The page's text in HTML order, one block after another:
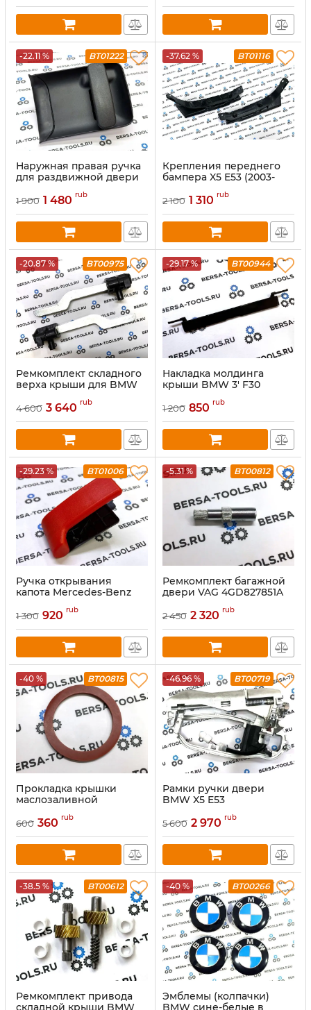
-22.11 % BT01222
Наружная правая ручка
для раздвижной двери
2012), Citroen Berlingo
1 900 1 480 rub
-37.62 % BT01116
Крепления переднего
бампера X5 E53 (2003-
2 100 1 310 rub
-20.87 % BT00975
Ремкомплект складного
верха крыши для BMW
4 600 3 640 rub
-29.17 % BT00944
Накладка молдинга
крыши BMW 3' F30
1 200 850 rub
-29.23 % BT01006
Ручка открывания
капота Mercedes-Benz
1 300 920 rub
-5.31 % BT00812
Ремкомплект багажной
двери VAG 4GD827851A
2 450 2 320 rub
-40 % BT00815
Прокладка крышки
маслозаливной
11127500568
600 360 rub
-46.96 % BT00719
Рамки ручки двери
BMW X5 E53
5 600 2 970 rub
-38.5 % BT00612
Ремкомплект привода
складной крыши BMW
-40 % BT00266
Эмблемы (колпачки)
BMW сине-белые в